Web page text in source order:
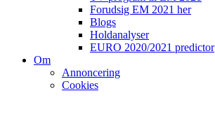
Forudsig EM 2021 her
Blogs
Holdanalyser
EURO 2020/2021 predictor
Om
Annoncering
Cookies